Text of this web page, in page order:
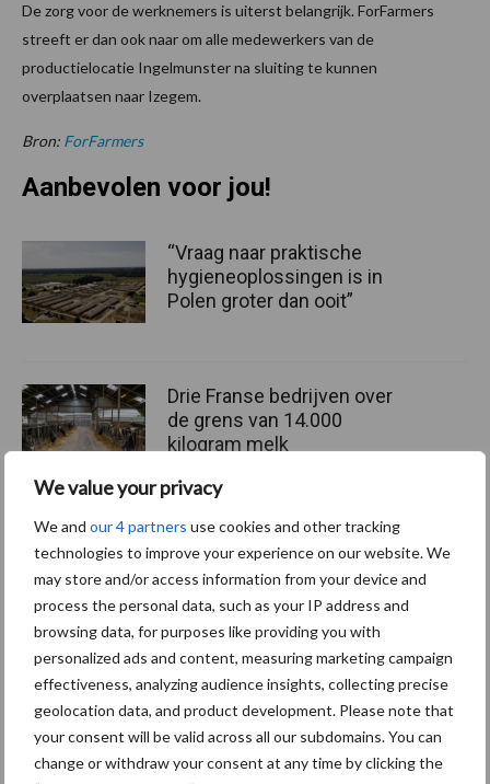
We value your privacy
We and our 4 partners use cookies and other tracking
technologies to improve your experience on our website. We
may store and/or access information from your device and
process the personal data, such as your IP address and
browsing data, for purposes like providing you with
personalized ads and content, measuring marketing campaign
effectiveness, analyzing audience insights, collecting precise
geolocation data, and product development. Please note that
your consent will be valid across all our subdomains. You can
change or withdraw your consent at any time by clicking the
De zorg voor de werknemers is uiterst belangrijk. ForFarmers
streeft er dan ook naar om alle medewerkers van de
productielocatie Ingelmunster na sluiting te kunnen
overplaatsen naar Izegem.
Bron: ForFarmers
Aanbevolen voor jou!
“Vraag naar praktische
hygieneoplossingen is in
Polen groter dan ooit”
Drie Franse bedrijven over
de grens van 14.000
kilogram melk
Pöttinger introduceert
compacte dubbelrotor-
zwadhark in de hef
Themapagina's
Diergezondheid Bemesting Fokkerij